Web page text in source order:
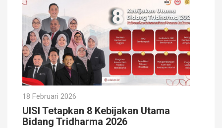
18 Februari 2026
UISI Tetapkan 8 Kebijakan Utama
Bidang Tridharma 2026